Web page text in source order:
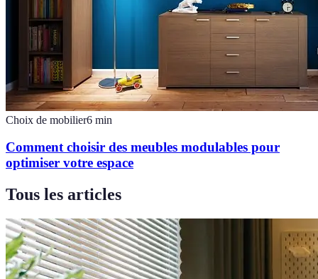
Choix de mobilier6 min
Comment choisir des meubles modulables pour
optimiser votre espace
Tous les articles